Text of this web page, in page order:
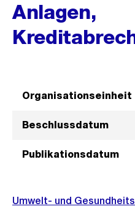
Anlagen,
Organisationseinheit
Beschlussdatum
Publikationsdatum
Umwelt- und